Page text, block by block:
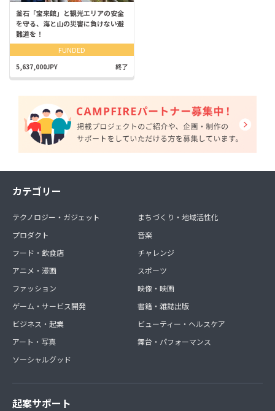
釜石「宝来館」と観光エリアの安全
を守る、海と山の災害に負けない避
難道を！
FUNDED
5,637,000JPY 終了
カテゴリー
テクノロジー・ガジェット
プロダクト
フード・飲食店
アニメ・漫画
ファッション
ゲーム・サービス開発
ビジネス・起業
アート・写真
ソーシャルグッド
まちづくり・地域活性化
音楽
チャレンジ
スポーツ
映像・映画
書籍・雑誌出版
ビューティー・ヘルスケア
舞台・パフォーマンス
起案サポート